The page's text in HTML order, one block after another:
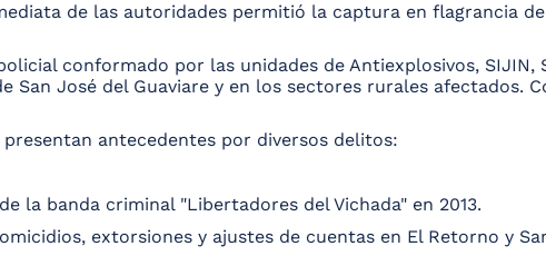
de las autoridades permitió la captura en flagrancia
conformado por las unidades de Antiexplosivos,
San José del Guaviare y en los sectores rurales afectados.
antecedentes por diversos delitos:
la banda criminal "Libertadores del Vichada" en 2013.
extorsiones y ajustes de cuentas en El Retorno y